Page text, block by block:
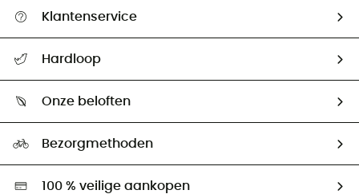
Klantenservice
Mijn zending volgen
Retourzendingen & Terugbetalingen
Hardloop
Ambassadeurs
Onze beloften
Hardgreen
Bezorgmethoden
100 % veilige aankopen